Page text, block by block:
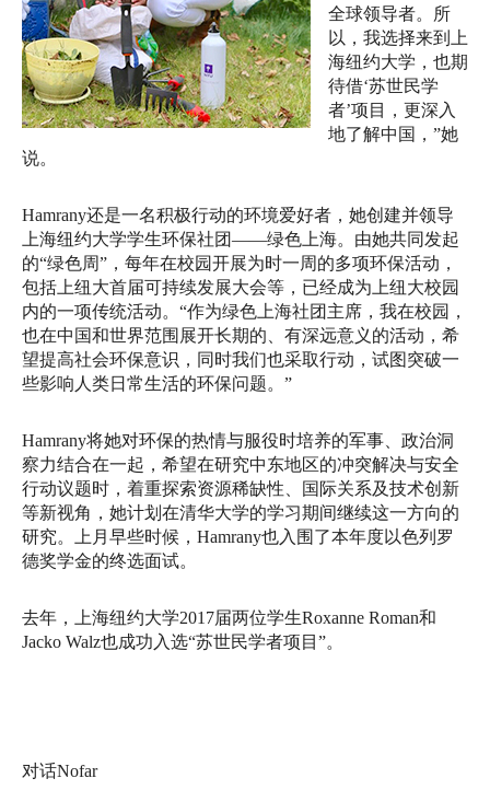
全球领导者。所
以， 我选择来到上
海纽约大学，也期
待借‘苏世民学
者’项目， 更深入
地了解中国，”她
说。
Hamrany还是一名积极行动的环境爱好者， 她创建并领导
上海纽约大学学生环保社团——绿色上海。 由她共同发起
的“绿色周”， 每年在校园开展为时一周的多项环保活动，
包括上纽大首届可持续发展大会等， 已经成为上纽大校园
内的一项传统活动。“作为绿色上海社团主席， 我在校园，
也在中国和世界范围展开长期的、有深远意义的活动， 希
望提高社会环保意识，同时我们也采取行动， 试图突破一
些影响人类日常生活的环保问题。”
Hamrany将她对环保的热情与服役时培养的军事、 政治洞
察力结合在一起​​， 希望在研究中东地区的冲突解决与安全
行动议题时， 着重探索资源稀缺性、国际关系及技术创新
等新视角， 她计划在清华大学的学习期间继续这一方向的
研究。上月早些时候， Hamrany也入围了本年度以色列罗
德奖学金的终选面试。
去年，上海纽约大学2017届两位学生Roxanne Roman和
Jacko Walz也成功入选“苏世民学者项目”。
对话Nofar